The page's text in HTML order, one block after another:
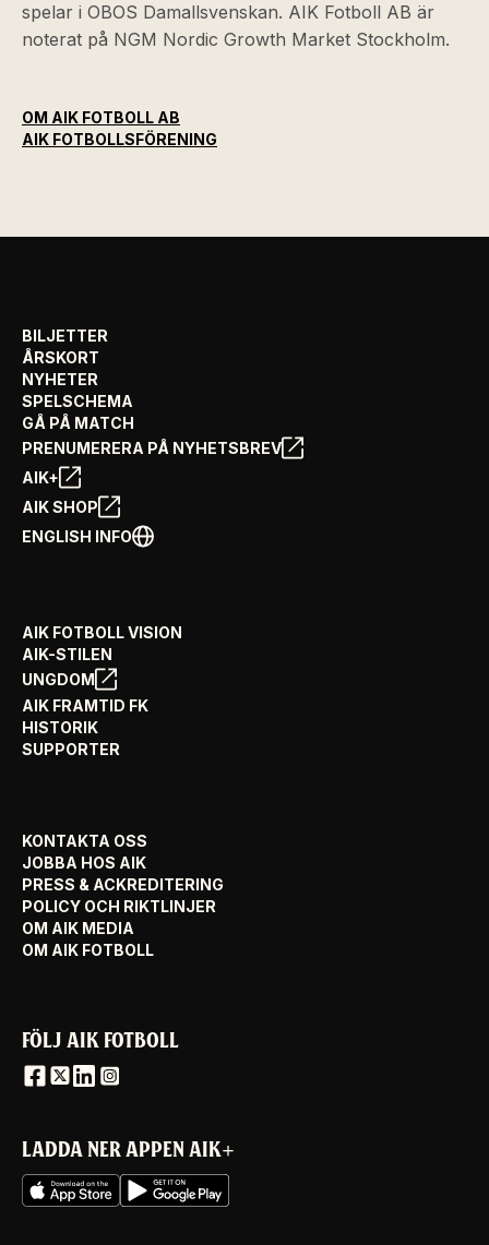
spelar i OBOS Damallsvenskan. AIK Fotboll AB är
noterat på NGM Nordic Growth Market Stockholm.
OM AIK FOTBOLL AB
AIK FOTBOLLSFÖRENING
BILJETTER
ÅRSKORT
NYHETER
SPELSCHEMA
GÅ PÅ MATCH
PRENUMERERA PÅ NYHETSBREV
AIK+
AIK SHOP
ENGLISH INFO
AIK FOTBOLL VISION
AIK-STILEN
UNGDOM
AIK FRAMTID FK
HISTORIK
SUPPORTER
KONTAKTA OSS
JOBBA HOS AIK
PRESS & ACKREDITERING
POLICY OCH RIKTLINJER
OM AIK MEDIA
OM AIK FOTBOLL
FÖLJ AIK FOTBOLL
LADDA NER APPEN AIK+